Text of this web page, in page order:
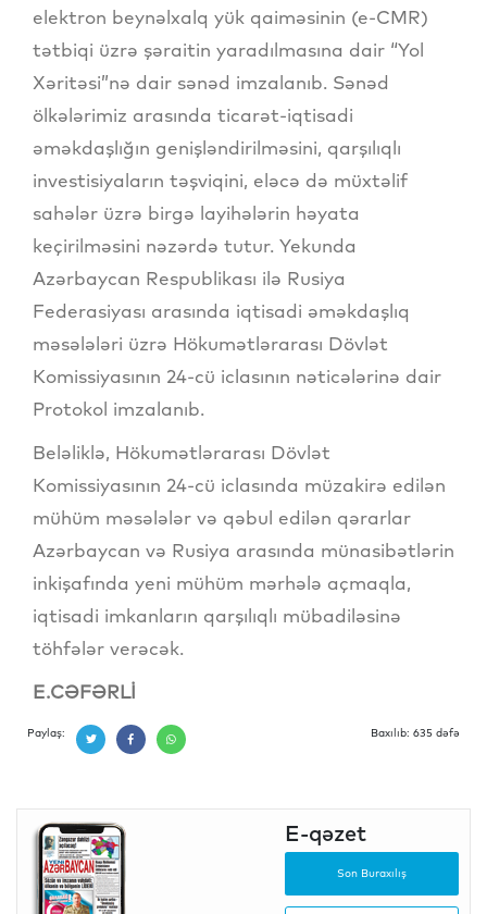
elektron beynəlxalq yük qaiməsinin (e-CMR)
tətbiqi üzrə şəraitin yaradılmasına dair “Yol
Xəritəsi”nə dair sənəd imzalanıb. Sənəd
ölkələrimiz arasında ticarət-iqtisadi
əməkdaşlığın genişləndirilməsini, qarşılıqlı
investisiyaların təşviqini, eləcə də müxtəlif
sahələr üzrə birgə layihələrin həyata
keçirilməsini nəzərdə tutur. Yekunda
Azərbaycan Respublikası ilə Rusiya
Federasiyası arasında iqtisadi əməkdaşlıq
məsələləri üzrə Hökumətlərarası Dövlət
Komissiyasının 24-cü iclasının nəticələrinə dair
Protokol imzalanıb.
Beləliklə, Hökumətlərarası Dövlət
Komissiyasının 24-cü iclasında müzakirə edilən
mühüm məsələlər və qəbul edilən qərarlar
Azərbaycan və Rusiya arasında münasibətlərin
inkişafında yeni mühüm mərhələ açmaqla,
iqtisadi imkanların qarşılıqlı mübadiləsinə
töhfələr verəcək.
E.CƏFƏRLİ
Paylaş: Baxılıb: 635 dəfə
E-qəzet
Son Buraxılış